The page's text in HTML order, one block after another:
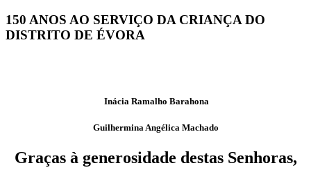
150 ANOS AO SERVIÇO DA CRIANÇA DO
DISTRITO DE ÉVORA
Inácia Ramalho Barahona
Guilhermina Angélica Machado
Graças à generosidade destas Senhoras,